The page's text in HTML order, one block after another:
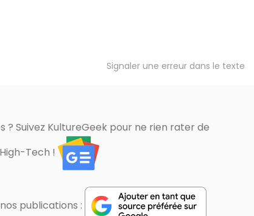
Signaler une erreur dans le texte
? Suivez KultureGeek pour ne rien rater de
Tech !
publications :